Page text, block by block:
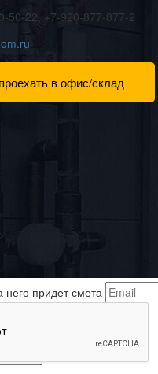
50-22, +7-920-877-877-2
в офис/склад
интересующего вас объекта.
него придет смета